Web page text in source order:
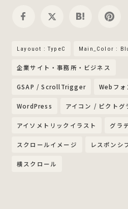
Layouot : TypeC Main_Color :
企業サイト・事務所・ビジネス
GSAP / ScrollTrigger Webフ
WordPress アイコン / ピクトグ
アイソメトリックイラスト グラ
スクロールイメージ レスポンシ
横スクロール